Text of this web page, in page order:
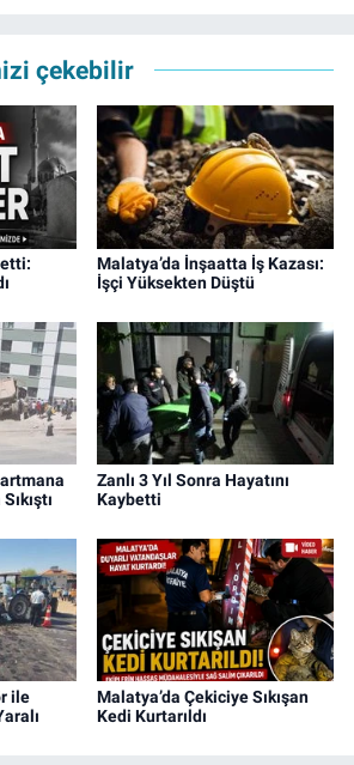
çekebilir
Malatya’da İnşaatta İş Kazası:
İşçi Yüksekten Düştü
Zanlı 3 Yıl Sonra Hayatını
Kaybetti
ile
Malatya’da Çekiciye Sıkışan
Kedi Kurtarıldı